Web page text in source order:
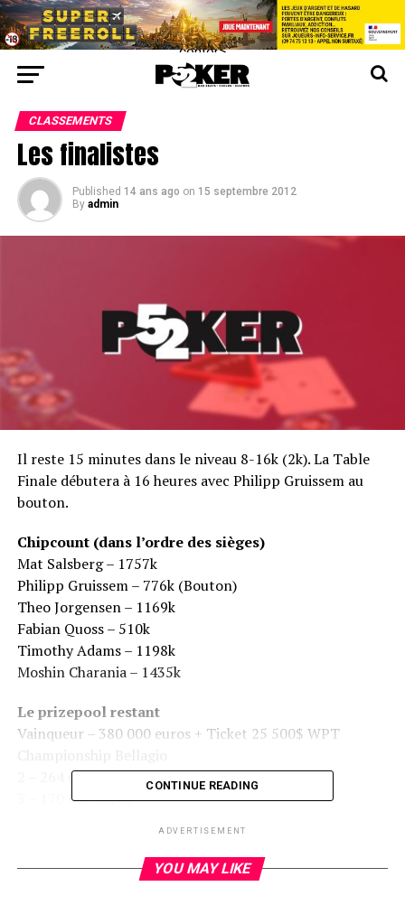
center>
CLASSEMENTS
Les finalistes
Published 14 ans ago on 15 septembre 2012
By admin
Il reste 15 minutes dans le niveau 8-16k (2k). La Table
Finale débutera à 16 heures avec Philipp Gruissem au
bouton.
Chipcount (dans l’ordre des sièges)
Mat Salsberg – 1757k
Philipp Gruissem – 776k (Bouton)
Theo Jorgensen – 1169k
Fabian Quoss – 510k
Timothy Adams – 1198k
Moshin Charania – 1435k
Le prizepool restant
Vainqueur – 380 000 euros + Ticket 25 500$ WPT
2 – 264 600 euros
3 – 170 065 euros
6 – 75 765 euros
CONTINUE READING
ADVERTISEMENT
YOU MAY LIKE